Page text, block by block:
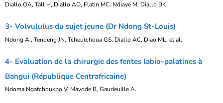
Diallo OA, Tall H, Diallo AO, Flatin MC, Ndiaye M, Diallo BK
3- Volvululus du sujet jeune (Dr Ndong St-Louis)
Ndong A , Tendeng JN, Tcheutchoua GS, Diallo AC, Diao ML, et al.
4- Evaluation de la chirurgie des fentes labio-palatines à
Bangui (République Centrafricaine)
Ndoma Ngatchoukpo V, Mavode B, Gaudeuille A.